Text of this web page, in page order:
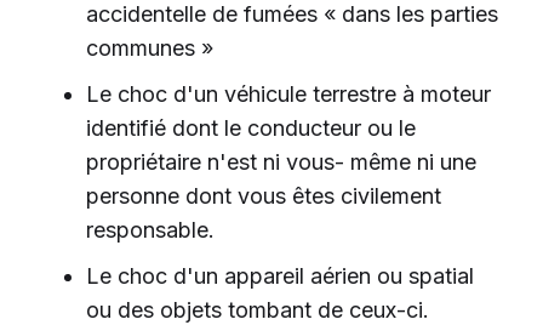
accidentelle de fumées « dans les parties
communes »
Le choc d'un véhicule terrestre à moteur
identifié dont le conducteur ou le
propriétaire n'est ni vous- même ni une
personne dont vous êtes civilement
responsable.
Le choc d'un appareil aérien ou spatial
ou des objets tombant de ceux-ci.